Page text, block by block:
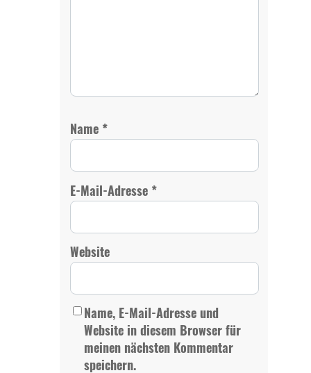
Name *
E-Mail-Adresse *
Website
Name, E-Mail-Adresse und
Website in diesem Browser für
meinen nächsten Kommentar
speichern.